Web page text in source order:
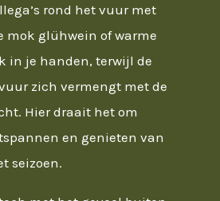
rond het vuur met
mok glühwein of warme
in je handen, terwijl de
zich vermengt met de
Hier draait het om
en genieten van
seizoen.